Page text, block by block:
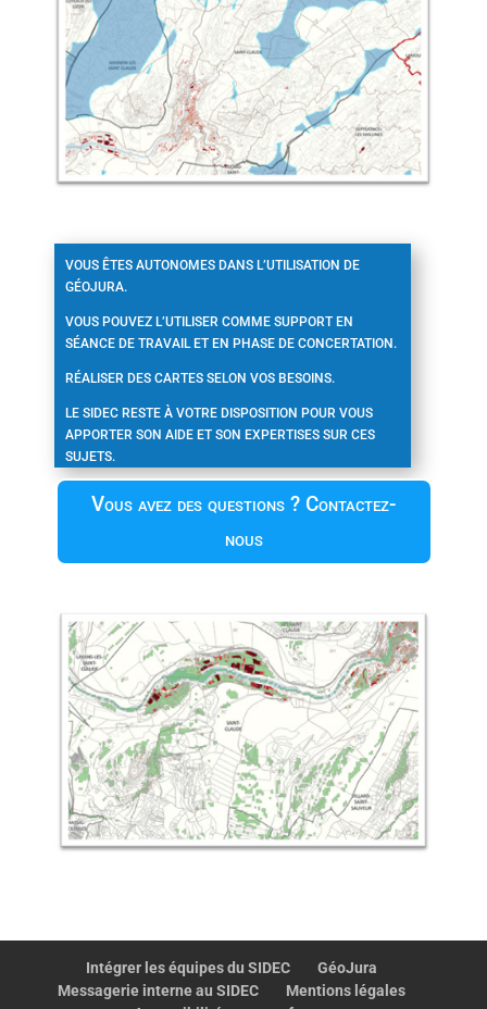
VOUS ÊTES AUTONOMES DANS L’UTILISATION DE
GÉOJURA.
VOUS POUVEZ L’UTILISER COMME SUPPORT EN
SÉANCE DE TRAVAIL ET EN PHASE DE CONCERTATION.
RÉALISER DES CARTES SELON VOS BESOINS.
LE SIDEC RESTE À VOTRE DISPOSITION POUR VOUS
APPORTER SON AIDE ET SON EXPERTISES SUR CES
SUJETS.
Vous avez des questions ? Contactez-
nous
Intégrer les équipes du SIDEC
GéoJura
Messagerie interne au SIDEC
Mentions légales